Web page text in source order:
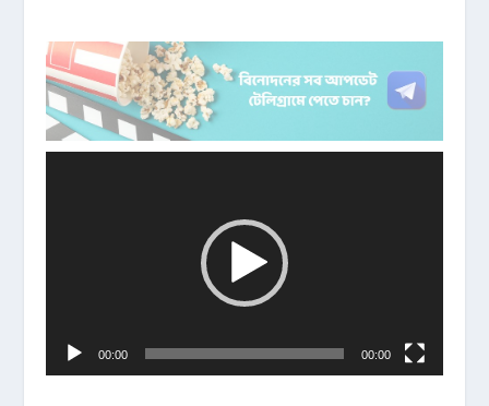
00:00 00:00